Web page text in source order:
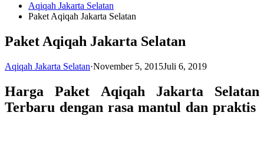
KAMI
0823
Aqiqah Jakarta Selatan
Paket Aqiqah Jakarta Selatan
Paket Aqiqah Jakarta Selatan
Aqiqah Jakarta Selatan·November 5, 2015Juli 6, 2019
Harga Paket Aqiqah Jakarta Selatan
Terbaru dengan rasa mantul dan praktis